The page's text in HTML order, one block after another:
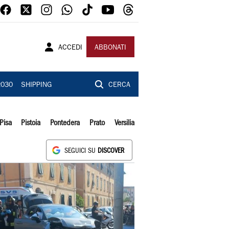
ACCEDI ABBONATI
SHIPPING CERCA
Pistoia Pontedera Prato Versilia
SEGUICI SU DISCOVER